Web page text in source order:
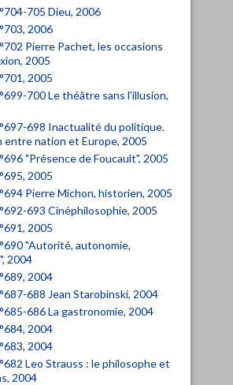
705 Dieu, 2006
2006
Pierre Pachet, les occasions
2005
2005
700 Le théâtre sans l'illusion,
698 Inactualité du politique.
entre nation et Europe, 2005
"Présence de Foucault", 2005
2005
Pierre Michon, historien, 2005
693 Cinéphilosophie, 2005
2005
"Autorité, autonomie,
2004
2004
688 Jean Starobinski, 2004
686 La gastronomie, 2004
2004
2004
Leo Strauss : le philosophe et
2004